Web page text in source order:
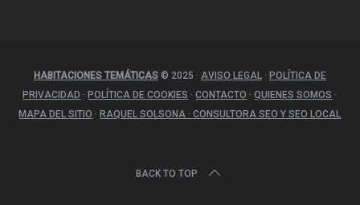
HABITACIONES TEMÁTICAS© 2025 · AVISO LEGAL · POLÍTICA DE
PRIVACIDAD · POLÍTICA DE COOKIES · CONTACTO · QUIENES SOMOS ·
MAPA DEL SITIO · RAQUEL SOLSONA · CONSULTORA SEO Y SEO LOCAL
BACK TO TOP